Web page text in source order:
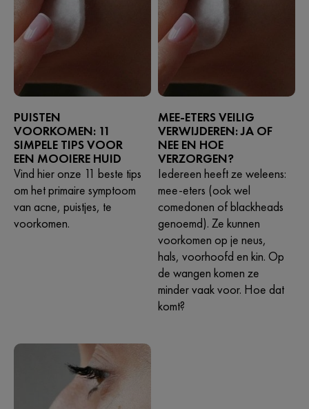
PUISTEN
VOORKOMEN: 11
SIMPELE TIPS VOOR
EEN MOOIERE HUID
Vind hier onze 11 beste tips
om het primaire symptoom
van acne, puistjes, te
voorkomen.
MEE-ETERS VEILIG
VERWIJDEREN: JA OF
NEE EN HOE
VERZORGEN?
Iedereen heeft ze weleens:
mee-eters (ook wel
comedonen of blackheads
genoemd). Ze kunnen
voorkomen op je neus,
hals, voorhoofd en kin. Op
de wangen komen ze
minder vaak voor. Hoe dat
komt?